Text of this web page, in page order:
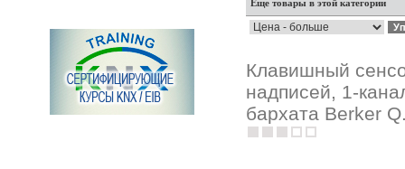
Еще товары в этой категории
Клавишный
надписей, 1-
бархата Berker